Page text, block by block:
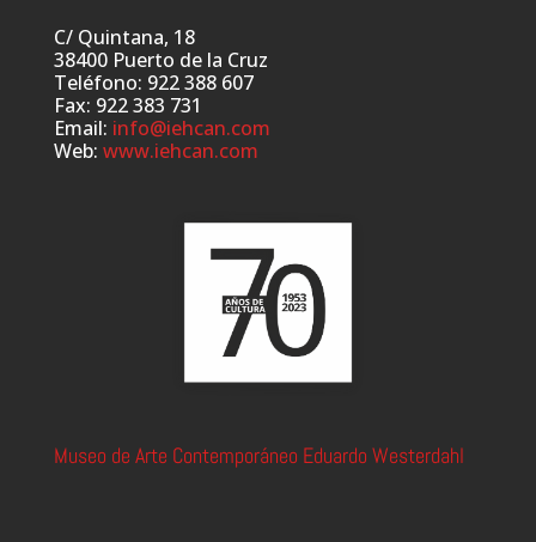
C/ Quintana, 18
38400 Puerto de la Cruz
Teléfono: 922 388 607
Fax: 922 383 731
Email: info@iehcan.com
Web: www.iehcan.com
Museo de Arte Contemporáneo Eduardo Westerdahl